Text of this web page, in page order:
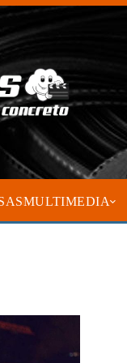
MULTIMEDIA